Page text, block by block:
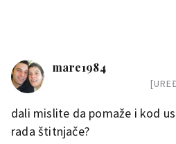
mare1984
dali mislite da pomaže i kod
rada štitnjače?